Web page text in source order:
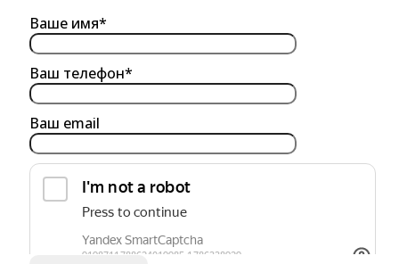
Ваше имя*
Ваш телефон*
Ваш email
Я согласен наобработку персональных данных